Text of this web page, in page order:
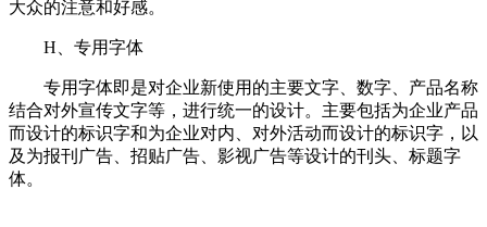
大众的注意和好感。
H、专用字体
专用字体即是对企业新使用的主要文字、数字、产品名称
结合对外宣传文字等，进行统一的设计。主要包括为企业产品
而设计的标识字和为企业对内、对外活动而设计的标识字，以
及为报刊广告、招贴广告、影视广告等设计的刊头、标题字
体。